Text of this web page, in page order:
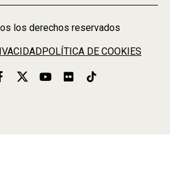
los derechos reservados
POLÍTICA DE COOKIES